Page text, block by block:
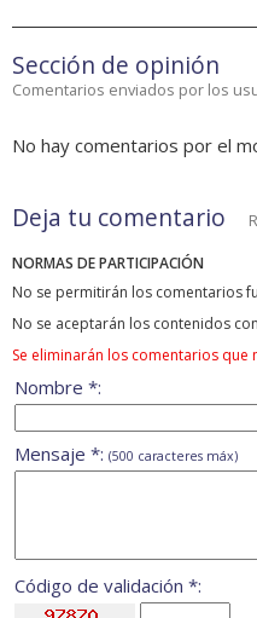
Sección de opinión
Comentarios enviados por los
No hay comentarios por el
Deja tu comentario
NORMAS DE PARTICIPACIÓN
No se permitirán los comentarios
No se aceptarán los contenidos
Se eliminarán los comentarios que
Nombre *:
Mensaje *: (500 caracteres máx)
Código de validación *: